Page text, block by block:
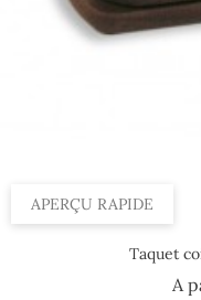
APERÇU RAPIDE
Taquet
A